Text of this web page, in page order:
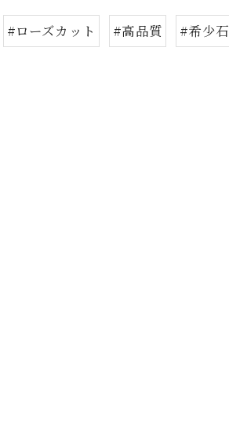
#ローズカット #高品質 #希少石